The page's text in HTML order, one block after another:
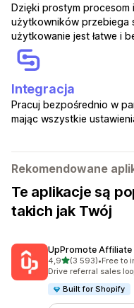
Dzięki prostym procesom
użytkowników przebiega
użytkowanie jest łatwe i
Integracja
Pracuj bezpośrednio w
mając wszystkie
Rekomendowane
Te aplikacje są
takich jak Twój
UpPromote Affiliate
4,9na 5 gwiazdek
(3 593)
Łączna liczba recenzji:
•Free to
Drive referral sales
Built for Shopify